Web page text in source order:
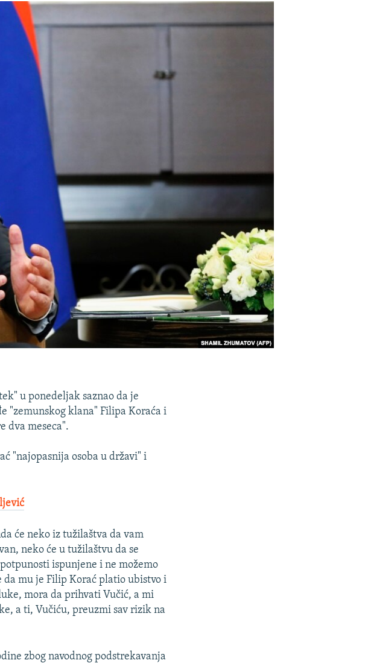
u ponedeljak saznao da je
"zemunskog klana" Filipa Koraća i
dva meseca".
"najopasnija osoba u državi" i
će neko iz tužilaštva da vam
neko će u tužilaštvu da se
ispunjene i ne možemo
da mu je Filip Korać platio ubistvo i
mora da prihvati Vučić, a mi
a ti, Vučiću, preuzmi sav rizik na
zbog navodnog podstrekavanja